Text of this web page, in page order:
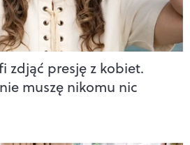
zdjąć presję z kobiet.
muszę nikomu nic